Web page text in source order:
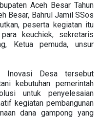
Aceh Besar Tahun
Besar, Bahrul Jamil SSos
peserta kegiatan itu
keuchiek, sekretaris
Ketua pemuda, unsur
Inovasi Desa tersebut
kebutuhan pemerintah
untuk penyelesaian
kegiatan pembangunan
dana gampong yang